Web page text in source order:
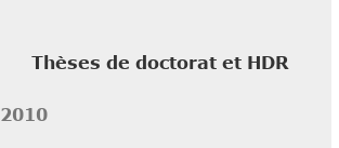
Thèses de doctorat et HDR
2010